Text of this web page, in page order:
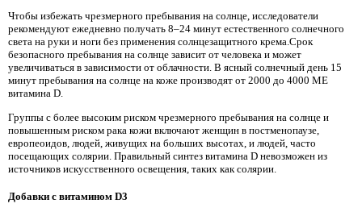
Чтобы избежать чрезмерного пребывания на солнце, исследователи
рекомендуют ежедневно получать 8–24 минут естественного солнечного
света на руки и ноги без применения солнцезащитного крема.Срок
безопасного пребывания на солнце зависит от человека и может
увеличиваться в зависимости от облачности. В ясный солнечный день 15
минут пребывания на солнце на коже производят от 2000 до 4000 МЕ
витамина D.
Группы с более высоким риском чрезмерного пребывания на солнце и
повышенным риском рака кожи включают женщин в постменопаузе,
европеоидов, людей, живущих на больших высотах, и людей, часто
посещающих солярии. Правильный синтез витамина D невозможен из
источников искусственного освещения, таких как солярии.
Добавки с витамином D3